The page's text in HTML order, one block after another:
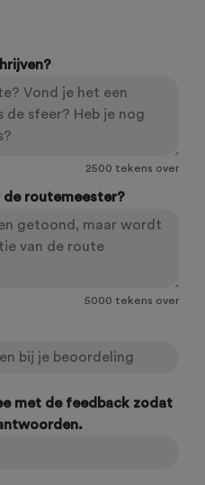
2500 tekens over
de routemeester?
5000 tekens over
met de feedback zodat